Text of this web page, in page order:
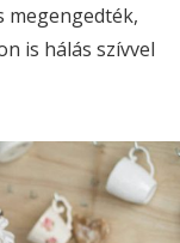
megengedték,
is hálás szívvel